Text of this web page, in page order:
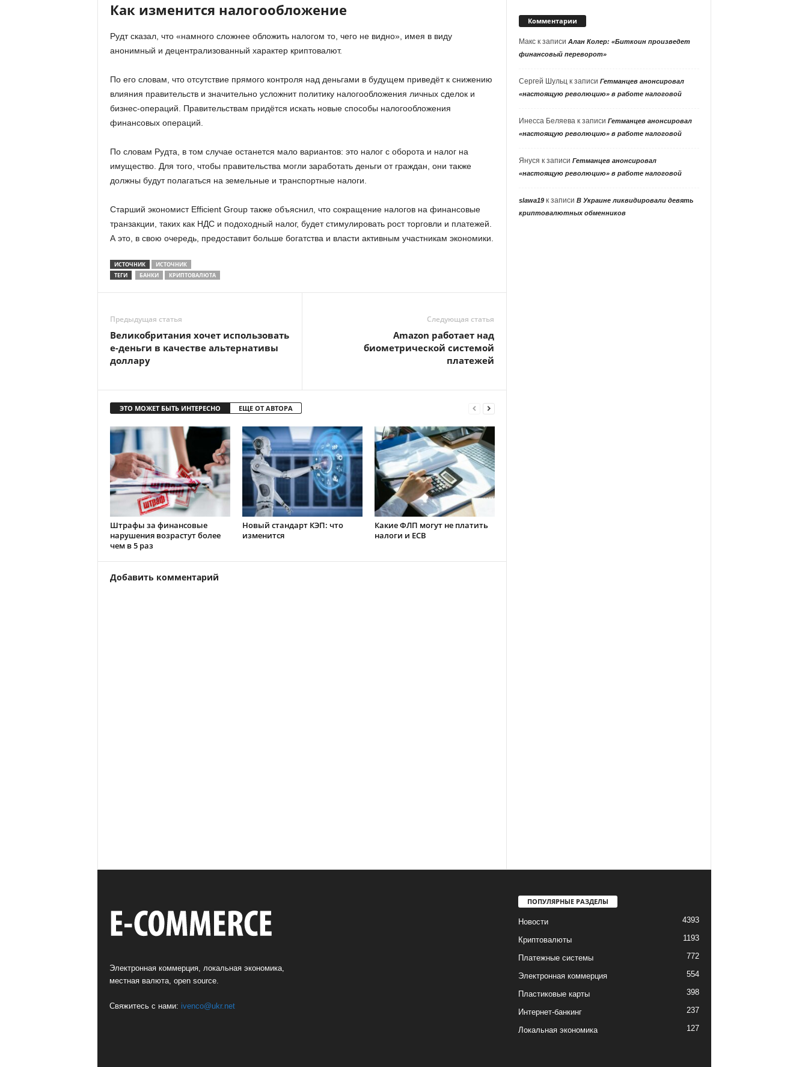
Как изменится налогообложение
Рудт сказал, что «намного сложнее обложить налогом то, чего не видно», имея в виду
анонимный и децентрализованный характер криптовалют.
По его словам, что отсутствие прямого контроля над деньгами в будущем приведёт к снижению
влияния правительств и значительно усложнит политику налогообложения личных сделок и
бизнес-операций. Правительствам придётся искать новые способы налогообложения
финансовых операций.
По словам Рудта, в том случае останется мало вариантов: это налог с оборота и налог на
имущество. Для того, чтобы правительства могли заработать деньги от граждан, они также
должны будут полагаться на земельные и транспортные налоги.
Старший экономист Efficient Group также объяснил, что сокращение налогов на финансовые
транзакции, таких как НДС и подоходный налог, будет стимулировать рост торговли и платежей.
А это, в свою очередь, предоставит больше богатства и власти активным участникам экономики.
ИСТОЧНИК
ИСТОЧНИК
ТЕГИ
БАНКИ КРИПТОВАЛЮТА
Предыдущая статья
Великобритания хочет использовать
е-деньги в качестве альтернативы
доллару
Следующая статья
Amazon работает над
биометрической системой
платежей
ЭТО МОЖЕТ БЫТЬ ИНТЕРЕСНО ЕЩЕ ОТ АВТОРА
Штрафы за финансовые
нарушения возрастут более
чем в 5 раз
Новый стандарт КЭП: что
изменится
Какие ФЛП могут не платить
налоги и ЕСВ
Добавить комментарий
Комментарии
Макск записи Алан Колер: «Биткоин произведет
финансовый переворот»
Сергей Шульцк записи Гетманцев анонсировал
«настоящую революцию» в работе налоговой
Инесса Беляевак записи Гетманцев анонсировал
«настоящую революцию» в работе налоговой
Януся к записи Гетманцев анонсировал
«настоящую революцию» в работе налоговой
slawa19к записи В Украине ликвидировали девять
криптовалютных обменников
Электронная коммерция, локальная экономика,
местная валюта, open source.
Свяжитесь с нами: ivenco@ukr.net
ПОПУЛЯРНЫЕ РАЗДЕЛЫ
Новости 4393
Криптовалюты 1193
Платежные системы 772
Электронная коммерция 554
Пластиковые карты 398
Интернет-банкинг 237
Локальная экономика 127